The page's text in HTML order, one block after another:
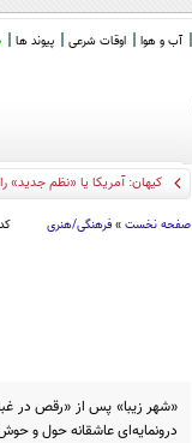
آب و هوا اوقات شرعی پیوند ها
کالابرگ ای_
صفحه نخست » فرهنگی/هنری
درونمایه‌ای عاشقانه حول و